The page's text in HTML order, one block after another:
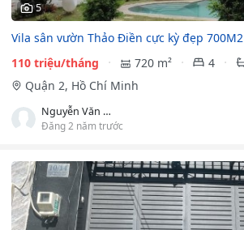
5
Vila sân vườn Thảo Điền cực kỳ đẹp 700M2
110 triệu/tháng
720 m² 4
Quận 2, Hồ Chí Minh
Nguyễn Văn Hiếu
Đăng 2 năm trước